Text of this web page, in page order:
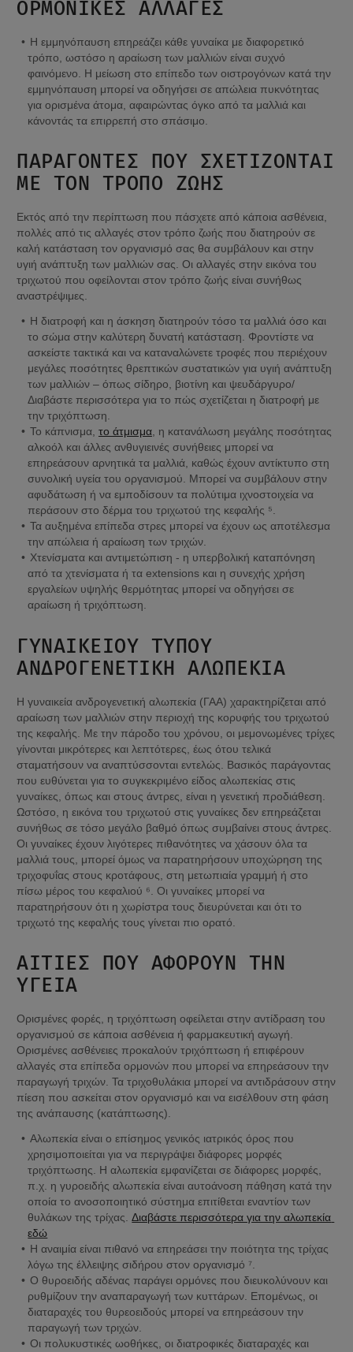
ΟΡΜΟΝΙΚΈΣ ΑΛΛΑΓΈΣ
Η εμμηνόπαυση επηρεάζει κάθε γυναίκα με διαφορετικό
τρόπο, ωστόσο η αραίωση των μαλλιών είναι συχνό
φαινόμενο. Η μείωση στο επίπεδο των οιστρογόνων κατά την
εμμηνόπαυση μπορεί να οδηγήσει σε απώλεια πυκνότητας
για ορισμένα άτομα, αφαιρώντας όγκο από τα μαλλιά και
κάνοντάς τα επιρρεπή στο σπάσιμο.
ΠΑΡΆΓΟΝΤΕΣ ΠΟΥ ΣΧΕΤΊΖΟΝΤΑΙ
ΜΕ ΤΟΝ ΤΡΌΠΟ ΖΩΉΣ
Εκτός από την περίπτωση που πάσχετε από κάποια ασθένεια,
πολλές από τις αλλαγές στον τρόπο ζωής που διατηρούν σε
καλή κατάσταση τον οργανισμό σας θα συμβάλουν και στην
υγιή ανάπτυξη των μαλλιών σας. Οι αλλαγές στην εικόνα του
τριχωτού που οφείλονται στον τρόπο ζωής είναι συνήθως
αναστρέψιμες.
Η διατροφή και η άσκηση διατηρούν τόσο τα μαλλιά όσο και
το σώμα στην καλύτερη δυνατή κατάσταση. Φροντίστε να
ασκείστε τακτικά και να καταναλώνετε τροφές που περιέχουν
μεγάλες ποσότητες θρεπτικών συστατικών για υγιή ανάπτυξη
των μαλλιών – όπως σίδηρο, βιοτίνη και ψευδάργυρο/
Διαβάστε περισσότερα για το πώς σχετίζεται η διατροφή με
την τριχόπτωση.
Το κάπνισμα, το άτμισμα, η κατανάλωση μεγάλης ποσότητας
αλκοόλ και άλλες ανθυγιεινές συνήθειες μπορεί να
επηρεάσουν αρνητικά τα μαλλιά, καθώς έχουν αντίκτυπο στη
συνολική υγεία του οργανισμού. Μπορεί να συμβάλουν στην
αφυδάτωση ή να εμποδίσουν τα πολύτιμα ιχνοστοιχεία να
περάσουν στο δέρμα του τριχωτού της κεφαλής ⁵.
Τα αυξημένα επίπεδα στρες μπορεί να έχουν ως αποτέλεσμα
την απώλεια ή αραίωση των τριχών.
Χτενίσματα και αντιμετώπιση - η υπερβολική καταπόνηση
από τα χτενίσματα ή τα extensions και η συνεχής χρήση
εργαλείων υψηλής θερμότητας μπορεί να οδηγήσει σε
αραίωση ή τριχόπτωση.
ΓΥΝΑΙΚΕΊΟΥ ΤΎΠΟΥ
ΑΝΔΡΟΓΕΝΕΤΙΚΉ ΑΛΩΠΕΚΊΑ
Η γυναικεία ανδρογενετική αλωπεκία (ΓΑΑ) χαρακτηρίζεται από
αραίωση των μαλλιών στην περιοχή της κορυφής του τριχωτού
της κεφαλής. Με την πάροδο του χρόνου, οι μεμονωμένες τρίχες
γίνονται μικρότερες και λεπτότερες, έως ότου τελικά
σταματήσουν να αναπτύσσονται εντελώς. Βασικός παράγοντας
που ευθύνεται για το συγκεκριμένο είδος αλωπεκίας στις
γυναίκες, όπως και στους άντρες, είναι η γενετική προδιάθεση.
Ωστόσο, η εικόνα του τριχωτού στις γυναίκες δεν επηρεάζεται
συνήθως σε τόσο μεγάλο βαθμό όπως συμβαίνει στους άντρες.
Οι γυναίκες έχουν λιγότερες πιθανότητες να χάσουν όλα τα
μαλλιά τους, μπορεί όμως να παρατηρήσουν υποχώρηση της
τριχοφυΐας στους κροτάφους, στη μετωπιαία γραμμή ή στο
πίσω μέρος του κεφαλιού ⁶. Οι γυναίκες μπορεί να
παρατηρήσουν ότι η χωρίστρα τους διευρύνεται και ότι το
τριχωτό της κεφαλής τους γίνεται πιο ορατό.
ΑΙΤΊΕΣ ΠΟΥ ΑΦΟΡΟΎΝ ΤΗΝ
ΥΓΕΊΑ
Ορισμένες φορές, η τριχόπτωση οφείλεται στην αντίδραση του
οργανισμού σε κάποια ασθένεια ή φαρμακευτική αγωγή.
Ορισμένες ασθένειες προκαλούν τριχόπτωση ή επιφέρουν
αλλαγές στα επίπεδα ορμονών που μπορεί να επηρεάσουν την
παραγωγή τριχών. Τα τριχοθυλάκια μπορεί να αντιδράσουν στην
πίεση που ασκείται στον οργανισμό και να εισέλθουν στη φάση
της ανάπαυσης (κατάπτωσης).
Αλωπεκία είναι ο επίσημος γενικός ιατρικός όρος που
χρησιμοποιείται για να περιγράψει διάφορες μορφές
τριχόπτωσης. Η αλωπεκία εμφανίζεται σε διάφορες μορφές,
π.χ. η γυροειδής αλωπεκία είναι αυτοάνοση πάθηση κατά την
οποία το ανοσοποιητικό σύστημα επιτίθεται εναντίον των
θυλάκων της τρίχας. Διαβάστε περισσότερα για την αλωπεκία
εδώ
Η αναιμία είναι πιθανό να επηρεάσει την ποιότητα της τρίχας
λόγω της έλλειψης σιδήρου στον οργανισμό ⁷.
Ο θυροειδής αδένας παράγει ορμόνες που διευκολύνουν και
ρυθμίζουν την αναπαραγωγή των κυττάρων. Επομένως, οι
διαταραχές του θυρεοειδούς μπορεί να επηρεάσουν την
παραγωγή των τριχών.
Οι πολυκυστικές ωοθήκες, οι διατροφικές διαταραχές και